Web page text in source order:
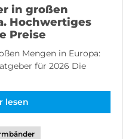
in großen
Hochwertiges
Preise
Mengen in Europa:
für 2026 Die
lesen